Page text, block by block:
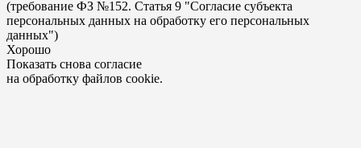
(требование ФЗ №152. Статья 9 "Согласие субъекта
персональных данных на обработку его персональных
данных")
Хорошо
Показать снова согласие
на обработку файлов cookie.